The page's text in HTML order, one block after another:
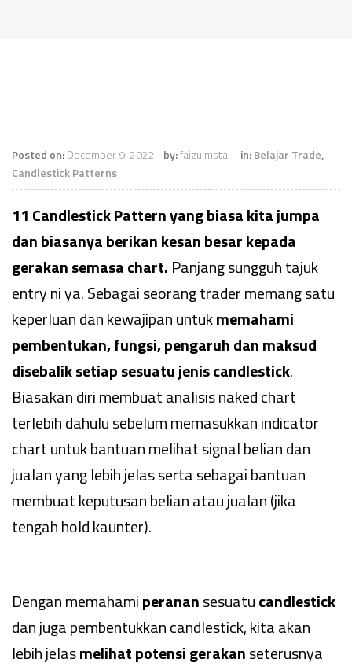
Posted on:December 9, 2022 by:faizulmsta in:Belajar Trade,
Candlestick Patterns
11 Candlestick Pattern yang biasa kita jumpa
dan biasanya berikan kesan besar kepada
gerakan semasa chart. Panjang sungguh tajuk
entry ni ya. Sebagai seorang trader memang satu
keperluan dan kewajipan untukmemahami
pembentukan, fungsi, pengaruh dan maksud
disebalik setiap sesuatu jenis candlestick.
Biasakan diri membuat analisis naked chart
terlebih dahulu sebelum memasukkan indicator
chart untuk bantuan melihat signal belian dan
jualan yang lebih jelas serta sebagai bantuan
membuat keputusan belian atau jualan (jika
tengah hold kaunter).
Dengan memahamiperanansesuatucandlestick
dan juga pembentukkan candlestick, kita akan
lebih jelasmelihat potensi gerakanseterusnya